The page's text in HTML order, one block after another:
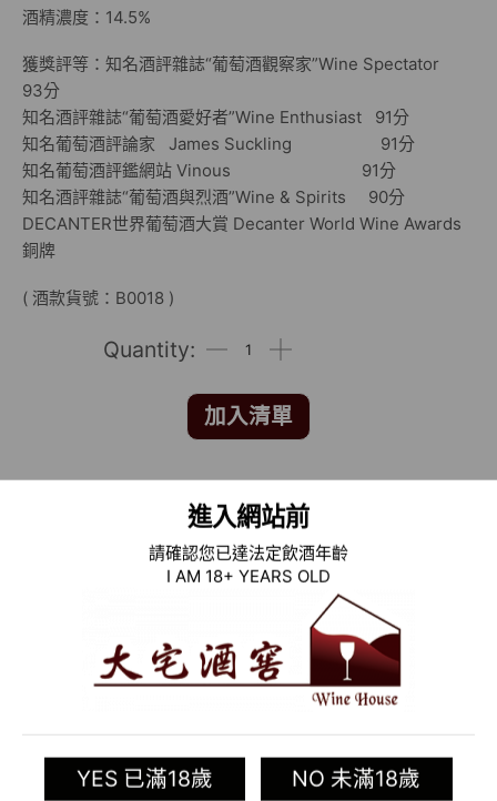
進入網站前
請確認您已達法定飲酒年齡
I AM 18+ YEARS OLD
YES 已滿18歲 NO 未滿18歲
酒精濃度：14.5%
獲獎評等：知名酒評雜誌“葡萄酒觀察家”Wine Spectator
93分
知名酒評雜誌“葡萄酒愛好者”Wine Enthusiast 91分
知名葡萄酒評論家 James Suckling 91分
知名葡萄酒評鑑網站 Vinous 91分
知名酒評雜誌“葡萄酒與烈酒”Wine & Spirits 90分
DECANTER世界葡萄酒大賞 Decanter World Wine Awards
銅牌
( 酒款貨號：B0018 )
加入清單
義大利葡萄酒專區 舊世界葡萄酒
Tenuta Sette Cieli
相關商品